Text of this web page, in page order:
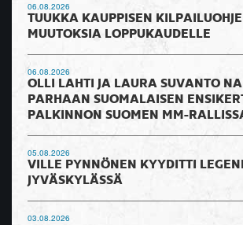
06.08.2026
TUUKKA KAUPPISEN
MUUTOKSIA LOPPUKAUDELLE
06.08.2026
OLLI LAHTI JA LAURA SUVANTO
PARHAAN SUOMALAISEN
PALKINNON SUOMEN MM-
05.08.2026
VILLE PYNNÖNEN KYYDITTI
JYVÄSKYLÄSSÄ
03.08.2026